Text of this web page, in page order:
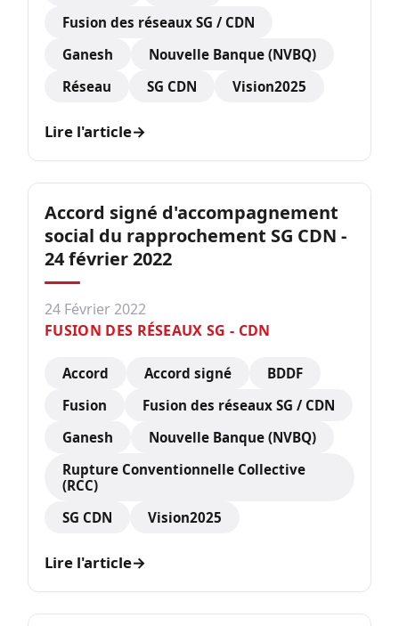
Fusion des réseaux SG / CDN
Ganesh
Nouvelle Banque (NVBQ)
Réseau
SG CDN Vision2025
Lire l'article→
Accord signé d'accompagnement
social du rapprochement SG CDN -
24 février 2022
24 Février 2022
FUSION DES RÉSEAUX SG - CDN
Accord Accord signé
BDDF
Fusion
Fusion des réseaux SG / CDN
Ganesh
Nouvelle Banque (NVBQ)
Rupture Conventionnelle Collective
(RCC)
SG CDN
Vision2025
Lire l'article→